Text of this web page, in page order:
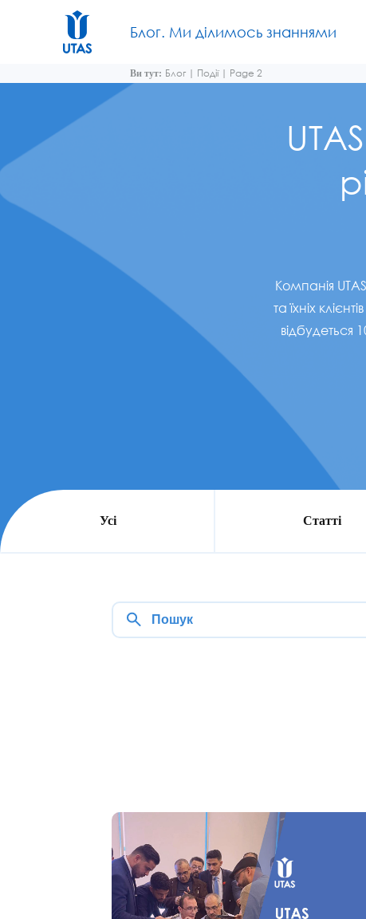
Блог. Ми ділимось знаннями
Ви тут: Блог | Події| Page 2
Компанія
та їхніх
відбудеться
Усі Статті